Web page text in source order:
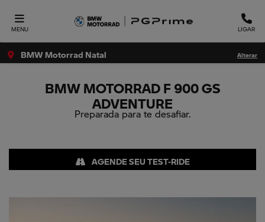
MENU LIGAR
BMW Motorrad Natal Alterar
BMW MOTORRADF 900 GS
ADVENTURE
Preparada para te desafiar.
AGENDE SEU TEST-RIDE